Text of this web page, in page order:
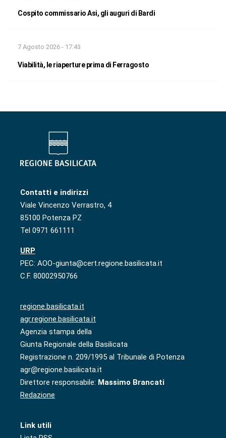
Cospito commissario Asi, gli auguri di Bardi
7 Agosto 2026 - 17:43
Viabilità, le riaperture prima di Ferragosto
Contatti e indirizzi
Viale Vincenzo Verrastro, 4
85100 Potenza PZ
Tel 0971 661111
URP
PEC: AOO-giunta@cert.regione.basilicata.it
C.F. 80002950766
regione.basilicata.it
agr.regione.basilicata.it
Agenzia stampa della
Giunta Regionale della Basilicata
Registrazione n. 209/1995 al Tribunale di Potenza
agr@regione.basilicata.it
Direttore responsabile: Massimo Brancati
Redazione
Link utili